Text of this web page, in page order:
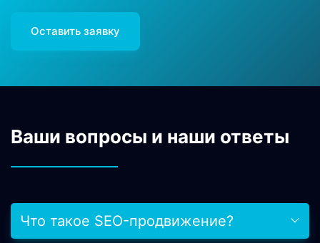
Оставить заявку
Ваши вопросы и наши ответы
Что такое SEO-продвижение?